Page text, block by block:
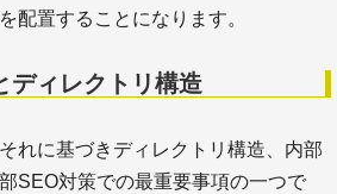
リーランス
配置することになります。
ディレクトリ構造
れに基づきディレクトリ構造、内部
SEO対策での最重要事項の一つで